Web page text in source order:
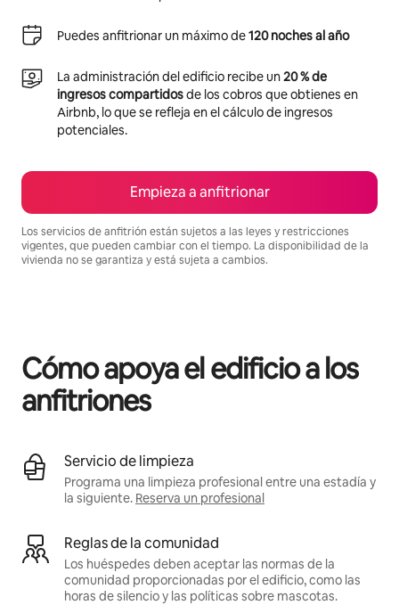
Puedes anfitrionar un máximo de120 noches al año
La administración del edificio recibe un20 % de
ingresos compartidosde los cobros que obtienes en
Airbnb, lo que se refleja en el cálculo de ingresos
potenciales.
Empieza a anfitrionar
Los servicios de anfitrión están sujetos a las leyes y restricciones
vigentes, que pueden cambiar con el tiempo. La disponibilidad de la
vivienda no se garantiza y está sujeta a cambios.
Cómo apoya el edificio a los
anfitriones
Servicio de limpieza
Programa una limpieza profesional entre una estadía y
la siguiente. Reserva un profesional
Reglas de la comunidad
Los huéspedes deben aceptar las normas de la
comunidad proporcionadas por el edificio, como las
horas de silencio y las políticas sobre mascotas.